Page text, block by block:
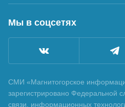
Мы в соцсетях
СМИ «Магнитогорское
зарегистрировано Федеральной
связи, информационных